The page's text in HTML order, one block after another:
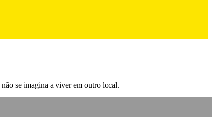
se imagina a viver em outro local.